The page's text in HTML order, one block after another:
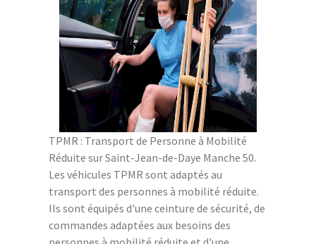
TPMR : Transport de Personne à Mobilité
Réduite sur Saint-Jean-de-Daye Manche 50.
Les véhicules TPMR sont adaptés au
transport des personnes à mobilité réduite.
Ils sont équipés d'une ceinture de sécurité, de
commandes adaptées aux besoins des